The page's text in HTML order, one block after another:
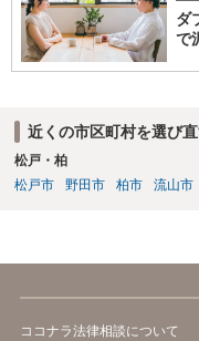
ないので、既婚者同士の婚
と判断される可能性の方
際には、清算条項という定
を定めることによって、「
としての回答となります
答ができるかと存じます
で、お早めにご相談される
ダ
で
近くの市区町村を選び
松戸・柏
松戸市
野田市 柏市 流山市
ココナラ法律相談について